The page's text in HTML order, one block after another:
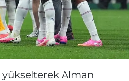
yükselterek Alman